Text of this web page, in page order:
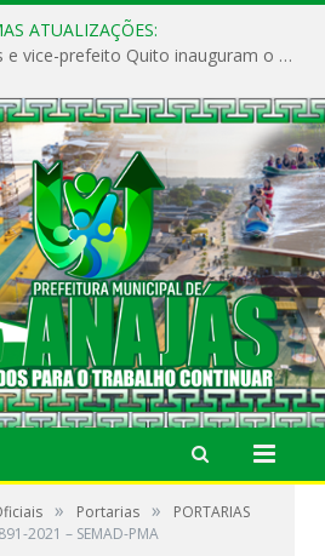
ATUALIZAÇÕES:
Prefeito Vivaldo Mendes e vice-prefeito Quito inauguram o CAPS e fortalecem a saúde pública em Anajás.
» Portarias »
PORTARIAS
2021 – SEMAD-PMA